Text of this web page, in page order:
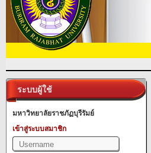
ระบบผู้ใช้
มหาวิทยาลัยราชภัฏบุรีรัมย์
เข้าสู่ระบบสมาชิก